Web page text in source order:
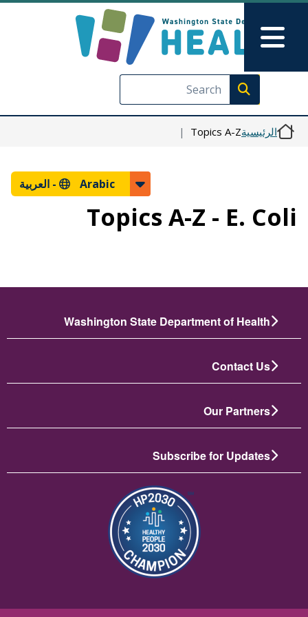
تجاوز إلى المحتوى الرئيسي
Skip to Feedback
Execute search
Main Menu
الرئيسيةTopics A-Z
Arabic - العربية
Topics A-Z - E. Coli
Washington State Department of Health
Contact Us
Our Partners
Subscribe for Updates
الصورة